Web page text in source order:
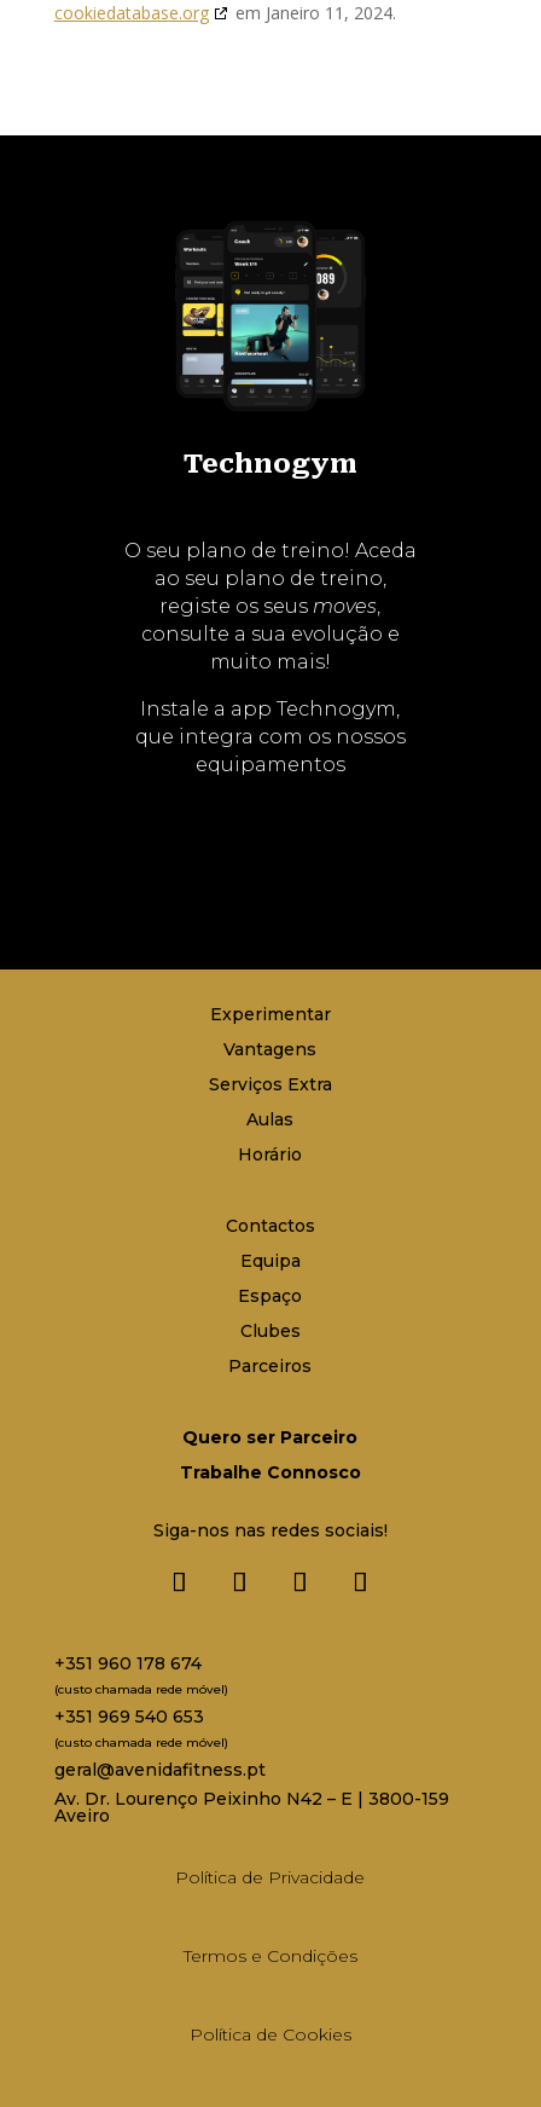
cookiedatabase.org
em Janeiro 11, 2024.
Technogym
O seu plano de treino! Aceda
ao seu plano de treino,
registe os seus moves,
consulte a sua evolução e
muito mais!
Instale a app Technogym,
que integra com os nossos
equipamentos
Experimentar
Vantagens
Serviços Extra
Aulas
Horário
Contactos
Equipa
Espaço
Clubes
Parceiros
Quero ser Parceiro
Trabalhe Connosco
Siga-nos nas redes sociais!
+351 960 178 674
(custo chamada rede móvel)
+351 969 540 653
(custo chamada rede móvel)
geral@avenidafitness.pt
Av. Dr. Lourenço Peixinho N42 – E | 3800-159
Aveiro
Política de Privacidade
Termos e Condições
Política de Cookies